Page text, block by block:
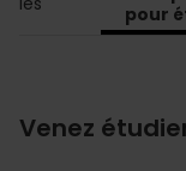
pour
Venez